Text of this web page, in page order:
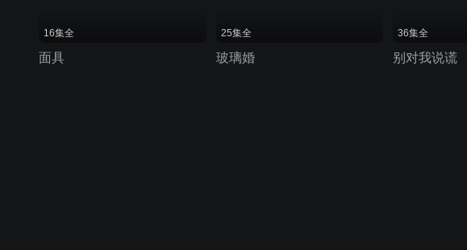
16集全
面具
25集全
玻璃婚
36集全
别对我说谎